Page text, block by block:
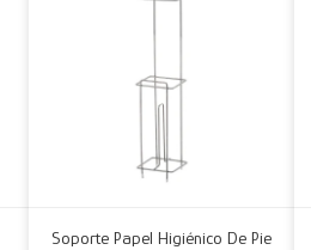
Soporte Papel Higiénico De Pie